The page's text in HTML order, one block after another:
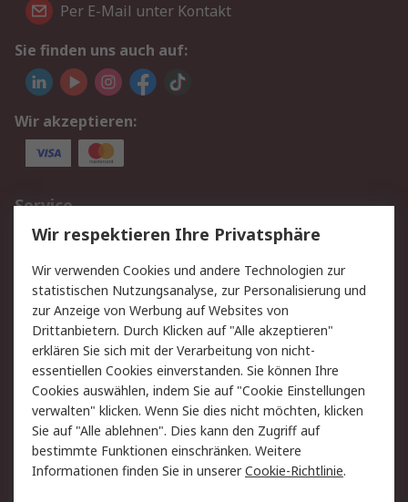
Per E-Mail unter Kontakt
Sie finden uns auch auf:
Wir akzeptieren:
Service
Value Added Services
Lieferlösungen
Rücksendungen
Kontakt
Hilfe
Rechtliches
AGB
Datenschutz
Cookie-Richtlinie
Zahlungsbedingungen
Copyright/Impressum
Über RS
Wir respektieren Ihre Privatsphäre
Wir verwenden Cookies und andere Technologien zur
statistischen Nutzungsanalyse, zur Personalisierung und
zur Anzeige von Werbung auf Websites von
Drittanbietern. Durch Klicken auf "Alle akzeptieren"
erklären Sie sich mit der Verarbeitung von nicht-
essentiellen Cookies einverstanden. Sie können Ihre
Cookies auswählen, indem Sie auf "Cookie Einstellungen
verwalten" klicken. Wenn Sie dies nicht möchten, klicken
Sie auf "Alle ablehnen". Dies kann den Zugriff auf
bestimmte Funktionen einschränken. Weitere
Informationen finden Sie in unsererCookie-Richtlinie.